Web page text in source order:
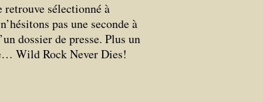
sélectionné à
pas une seconde à
dossier de presse. Plus un
Wild Rock Never Dies!